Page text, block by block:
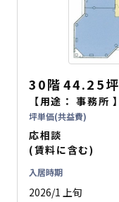
30階44.25坪
【用途：事務所 】
坪単価(共益費)
応相談
(賃料に含む)
入居時期
2026/1 上旬